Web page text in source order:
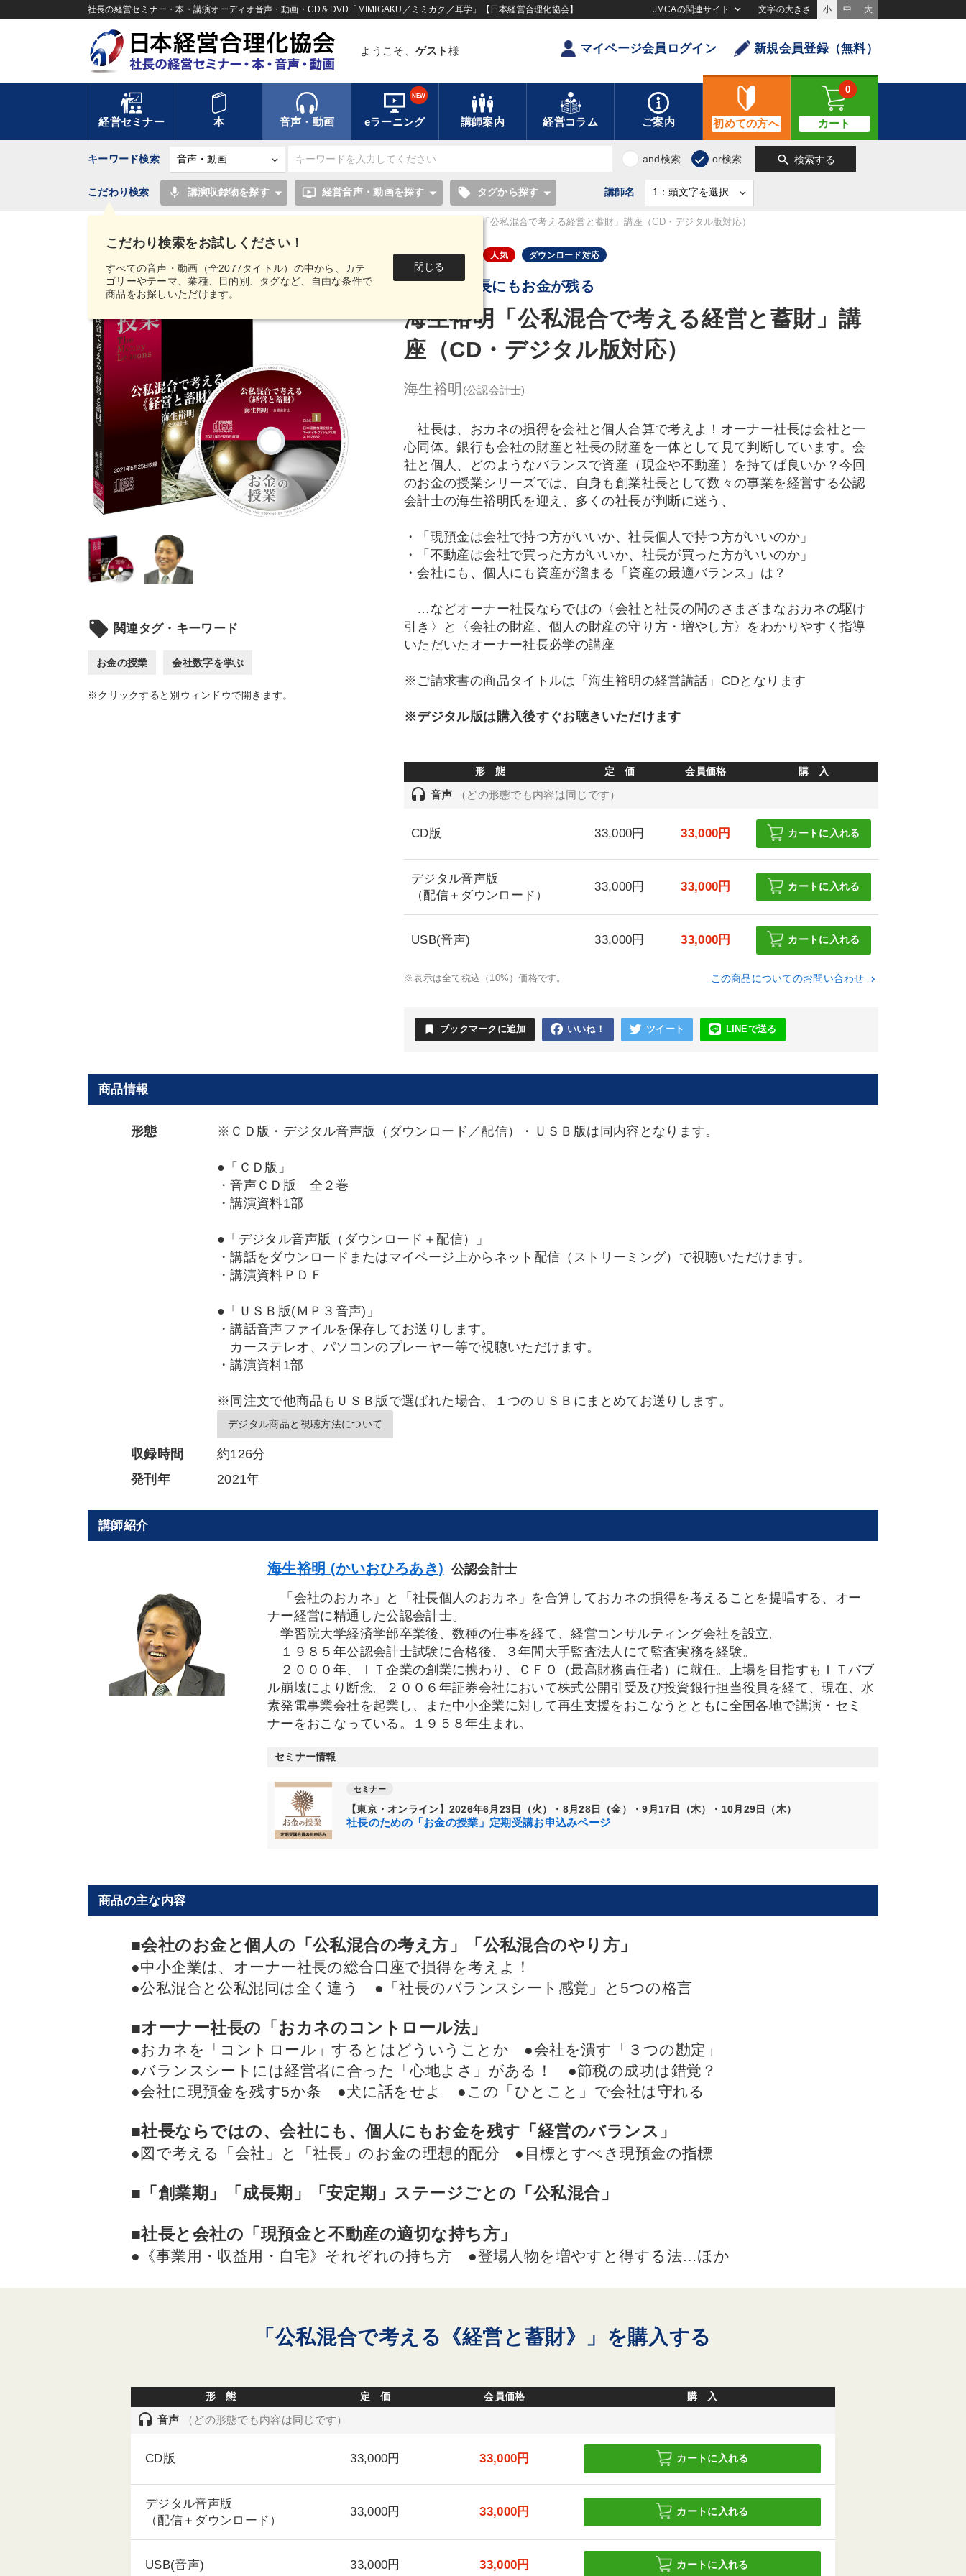
社長の経営セミナー・本・講演オーディオ音声・動画・CD＆DVD「MIMIGAKU／ミミガク／耳学」【日本経営合理化協会】 JMCAの関連サイト 文字の大きさ 小 中 大
ようこそ、 ゲスト 様 マイページ会員ログイン 新規会員登録（無料）
経営セミナー 本 音声・動画 eラーニング
NEW
講師案内 経営コラム ご案内 初めての方へ カート
0
キーワード検索 and検索 or検索 search 検索する
こだわり検索をお試しください！
すべての音声・動画（全2077タイトル）の中から、カテ
ゴリーやテーマ、業種、目的別、タグなど、自由な条件で
商品をお探しいただけます。
閉じる
こだわり検索 mic 講演収録物を探す ondemand_video 経営音声・動画を探す local_offer タグから探す 講師名
海生裕明「公私混合で考える経営と蓄財」講座（CD・デジタル版対応）
local_offer 関連タグ・キーワード
お金の授業 会社数字を学ぶ
※クリックすると別ウィンドウで開きます。
音声・動画 人気 ダウンロード対応
会社にも社長にもお金が残る
海生裕明「公私混合で考える経営と蓄財」講
座（CD・デジタル版対応）
海生裕明 (公認会計士)
社長は、おカネの損得を会社と個人合算で考えよ！オーナー社長は会社と一
心同体。銀行も会社の財産と社長の財産を一体として見て判断しています。会
社と個人、どのようなバランスで資産（現金や不動産）を持てば良いか？今回
のお金の授業シリーズでは、自身も創業社長として数々の事業を経営する公認
会計士の海生裕明氏を迎え、多くの社長が判断に迷う、
・「現預金は会社で持つ方がいいか、社長個人で持つ方がいいのか」
・「不動産は会社で買った方がいいか、社長が買った方がいいのか」
・会社にも、個人にも資産が溜まる「資産の最適バランス」は？
…などオーナー社長ならではの〈会社と社長の間のさまざまなおカネの駆け
引き〉と〈会社の財産、個人の財産の守り方・増やし方〉をわかりやすく指導
いただいたオーナー社長必学の講座
※ご請求書の商品タイトルは「海生裕明の経営講話」CDとなります
※デジタル版は購入後すぐお聴きいただけます
形 態 定 価 会員価格 購 入
headset 音声 （どの形態でも内容は同じです）
CD版 33,000円 33,000円 カートに入れる
デジタル音声版
（配信＋ダウンロード）
33,000円 33,000円 カートに入れる
USB(音声) 33,000円 33,000円 カートに入れる
※表示は全て税込（10%）価格です。 この商品についてのお問い合わせ keyboard_arrow_right
bookmark ブックマークに追加 いいね！ ツイート LINEで送る
商品情報
形態 ※ＣＤ版・デジタル音声版（ダウンロード／配信）・ＵＳＢ版は同内容となります。
●「ＣＤ版」
・音声ＣＤ版 全２巻
・講演資料1部
●「デジタル音声版（ダウンロード＋配信）」
・講話をダウンロードまたはマイページ上からネット配信（ストリーミング）で視聴いただけます。
・講演資料ＰＤＦ
●「ＵＳＢ版(ＭＰ３音声)」
・講話音声ファイルを保存してお送りします。
カーステレオ、パソコンのプレーヤー等で視聴いただけます。
・講演資料1部
※同注文で他商品もＵＳＢ版で選ばれた場合、１つのＵＳＢにまとめてお送りします。
デジタル商品と視聴方法について
収録時間
約126分
発刊年
2021年
講師紹介
海生裕明 (かいおひろあき) 公認会計士
「会社のおカネ」と「社長個人のおカネ」を合算しておカネの損得を考えることを提唱する、オー
ナー経営に精通した公認会計士。
学習院大学経済学部卒業後、数種の仕事を経て、経営コンサルティング会社を設立。
１９８５年公認会計士試験に合格後、３年間大手監査法人にて監査実務を経験。
２０００年、ＩＴ企業の創業に携わり、ＣＦＯ（最高財務責任者）に就任。上場を目指すもＩＴバブ
ル崩壊により断念。２００６年証券会社において株式公開引受及び投資銀行担当役員を経て、現在、水
素発電事業会社を起業し、また中小企業に対して再生支援をおこなうとともに全国各地で講演・セミ
ナーをおこなっている。１９５８年生まれ。
セミナー情報
セミナー
【東京・オンライン】2026年6月23日（火）・8月28日（金）・9月17日（木）・10月29日（木）
社長のための「お金の授業」定期受講お申込みページ
商品の主な内容
■会社のお金と個人の「公私混合の考え方」「公私混合のやり方」
●中小企業は、オーナー社長の総合口座で損得を考えよ！
●公私混合と公私混同は全く違う ●「社長のバランスシート感覚」と5つの格言
■オーナー社長の「おカネのコントロール法」
●おカネを「コントロール」するとはどういうことか ●会社を潰す「３つの勘定」
●バランスシートには経営者に合った「心地よさ」がある！ ●節税の成功は錯覚？
●会社に現預金を残す5か条 ●犬に話をせよ ●この「ひとこと」で会社は守れる
■社長ならではの、会社にも、個人にもお金を残す「経営のバランス」
●図で考える「会社」と「社長」のお金の理想的配分 ●目標とすべき現預金の指標
■「創業期」「成長期」「安定期」ステージごとの「公私混合」
■社長と会社の「現預金と不動産の適切な持ち方」
●《事業用・収益用・自宅》それぞれの持ち方 ●登場人物を増やすと得する法…ほか
「公私混合で考える《経営と蓄財》」を購入する
形 態 定 価 会員価格 購 入
headset 音声 （どの形態でも内容は同じです）
CD版 33,000円 33,000円 カートに入れる
デジタル音声版
（配信＋ダウンロード）
33,000円 33,000円 カートに入れる
USB(音声) 33,000円 33,000円 カートに入れる